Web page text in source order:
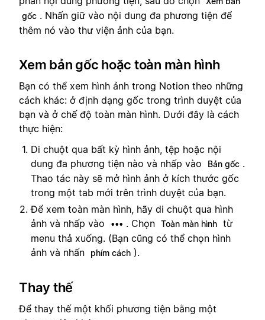
gốc . Nhấn giữ vào nội dung đa phương tiện để
thêm nó vào thư viện ảnh của bạn.
Xem bản gốc hoặc toàn màn hình
Bạn có thể xem hình ảnh trong Notion theo những
cách khác: ở định dạng gốc trong trình duyệt của
bạn và ở chế độ toàn màn hình. Dưới đây là cách
thực hiện:
Di chuột qua bất kỳ hình ảnh, tệp hoặc nội
dung đa phương tiện nào và nhấp vào
Bản gốc .
Thao tác này sẽ mở hình ảnh ở kích thước gốc
trong một tab mới trên trình duyệt của bạn.
Để xem toàn màn hình, hãy di chuột qua hình
ảnh và nhấp vào
••• . Chọn Toàn màn hình từ
menu thả xuống. (Bạn cũng có thể chọn hình
ảnh và nhấn
phím cách ).
Thay thế
Để thay thế một khối phương tiện bằng một